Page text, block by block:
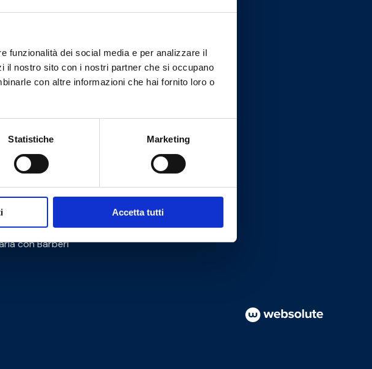
funzionalità dei social media e per analizzare il
il nostro sito con i nostri partner che si occupano
con altre informazioni che hai fornito loro o
Statistiche Marketing
Accetta tutti
con Barberi